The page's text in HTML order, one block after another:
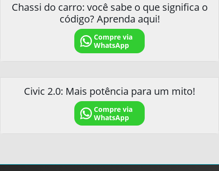
Chassi do carro: você sabe o que significa o
código? Aprenda aqui!
Compre via
WhatsApp
Civic 2.0: Mais potência para um mito!
Compre via
WhatsApp